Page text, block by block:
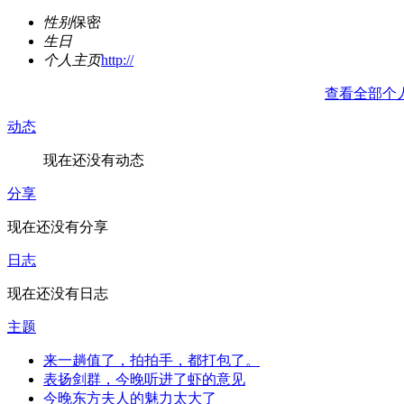
性别保密
生日
个人主页http://
查看全部个
动态
现在还没有动态
分享
现在还没有分享
日志
现在还没有日志
主题
来一趟值了，拍拍手，都打包了。
表扬剑群，今晚听进了虾的意见
今晚东方夫人的魅力太大了